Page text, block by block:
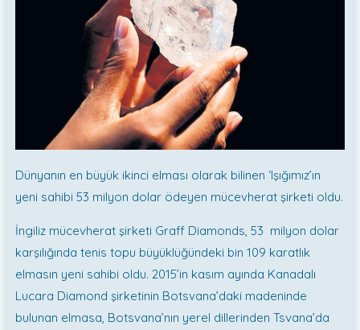
Dünyanın en büyük ikinci elması olarak bilinen ‘Işığımız’ın
yeni sahibi 53 milyon dolar ödeyen mücevherat şirketi oldu.
İngiliz mücevherat şirketi Graff Diamonds, 53 milyon dolar
karşılığında tenis topu büyüklüğündeki bin 109 karatlık
elmasın yeni sahibi oldu. 2015’in kasım ayında Kanadalı
Lucara Diamond şirketinin Botsvana’daki madeninde
bulunan elmasa, Botsvana’nın yerel dillerinden Tsvana’da